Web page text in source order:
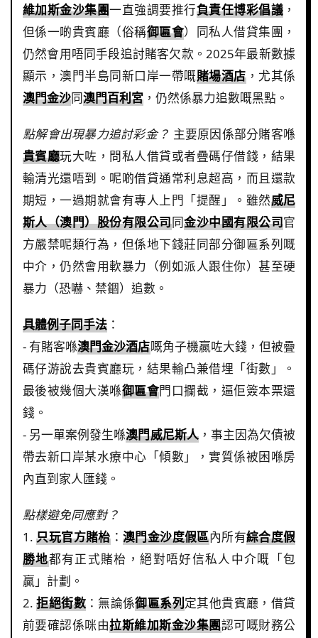
維加斯金沙集團一直強調要推行負責任博彩倡議 ，
但係一啲貴賓廳（俗稱御匾會）同私人借貸集團，
仍然會用唔同手段追討賭客欠款。2025年最新數據
顯示，澳門半島同新口岸一帶嘅賭場酒店，尤其係
澳門金沙同澳門百利宮 ，仍然係暴力追數嘅黑點。
點解會出現暴力追討彩金？ 主要原因係部分賭客喺
貴賓廳玩大咗，問私人借貸或者疊碼仔借錢，結果
輸清光還唔到。呢啲借貸通常利息超高，而且還款
期短，一過期就會有專人上門「提醒」。雖然威尼
斯人（澳門）股份有限公司同金沙中國有限公司官
方嚴禁呢類行為，但係地下錢莊同部分御匾系列嘅
中介，仍然會用軟暴力（例如派人跟住你）甚至硬
暴力（恐嚇、禁錮）追數。
具體例子同手法 ：
- 有賭客喺澳門金沙酒店嘅角子機贏咗大錢，但被疊
碼仔游說去貴賓廳玩，結果輸凸兼借埋「街數」。
最後被幾個大漢喺御匾會門口攔截，逼佢簽本票還
錢。
- 另一單案例發生喺澳門威尼斯人，事主因為欠債被
帶去新口岸某水療中心「傾數」，實質係被困喺房
內直到家人匯錢。
點樣避免同應對？
1.只玩官方賭枱：澳門金沙度假區內所有綜合度假
勝地都有正式賭枱，絕對唔好信私人中介嘅「包
贏」計劃。
2.拒絕街數：無論係御匾系列定其他貴賓廳，借貸
前要確認係咪由拉斯維加斯金沙集團認可嘅財務公